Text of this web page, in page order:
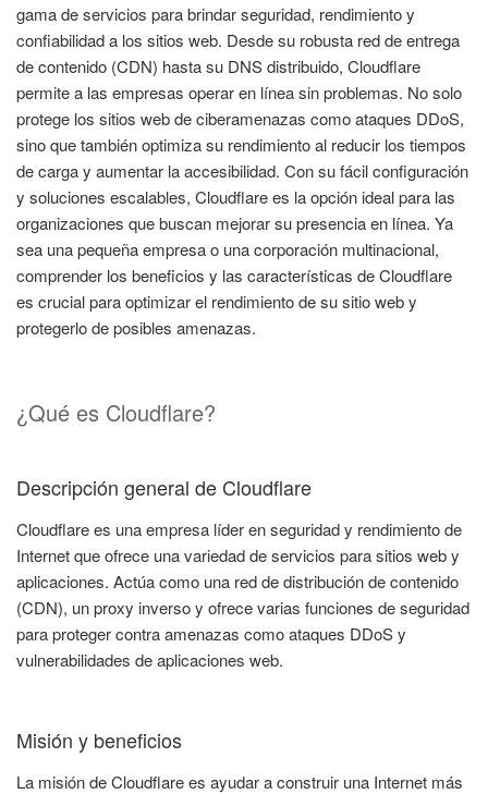
gama de servicios para brindar seguridad, rendimiento y
confiabilidad a los sitios web. Desde su robusta red de entrega
de contenido (CDN) hasta su DNS distribuido, Cloudflare
permite a las empresas operar en línea sin problemas. No solo
protege los sitios web de ciberamenazas como ataques DDoS,
sino que también optimiza su rendimiento al reducir los tiempos
de carga y aumentar la accesibilidad. Con su fácil configuración
y soluciones escalables, Cloudflare es la opción ideal para las
organizaciones que buscan mejorar su presencia en línea. Ya
sea una pequeña empresa o una corporación multinacional,
comprender los beneficios y las características de Cloudflare
es crucial para optimizar el rendimiento de su sitio web y
protegerlo de posibles amenazas.
¿Qué es Cloudflare?
Descripción general de Cloudflare
Cloudflare es una empresa líder en seguridad y rendimiento de
Internet que ofrece una variedad de servicios para sitios web y
aplicaciones. Actúa como una red de distribución de contenido
(CDN), un proxy inverso y ofrece varias funciones de seguridad
para proteger contra amenazas como ataques DDoS y
vulnerabilidades de aplicaciones web.
Misión y beneficios
La misión de Cloudflare es ayudar a construir una Internet más